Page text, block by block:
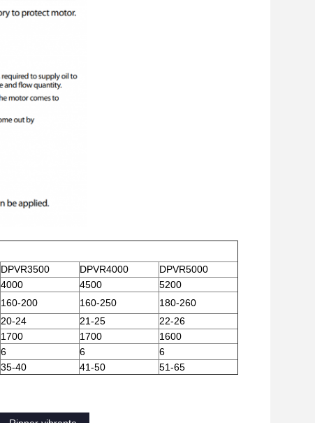
DPVR3500 DPVR4000
DPVR5000
4000 4500
5200
160-200 160-250
180-260
20-24 21-25
22-26
1700 1700
1600
6 6
6
35-40 41-50 51-65